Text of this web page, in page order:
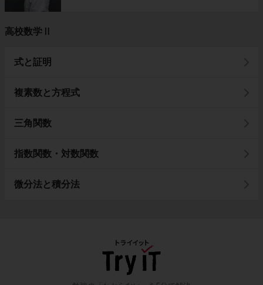
高校数学Ⅱ
式と証明
複素数と方程式
三角関数
指数関数・対数関数
微分法と積分法